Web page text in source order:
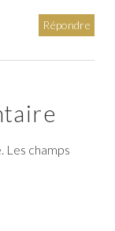
Répondre
Les champs